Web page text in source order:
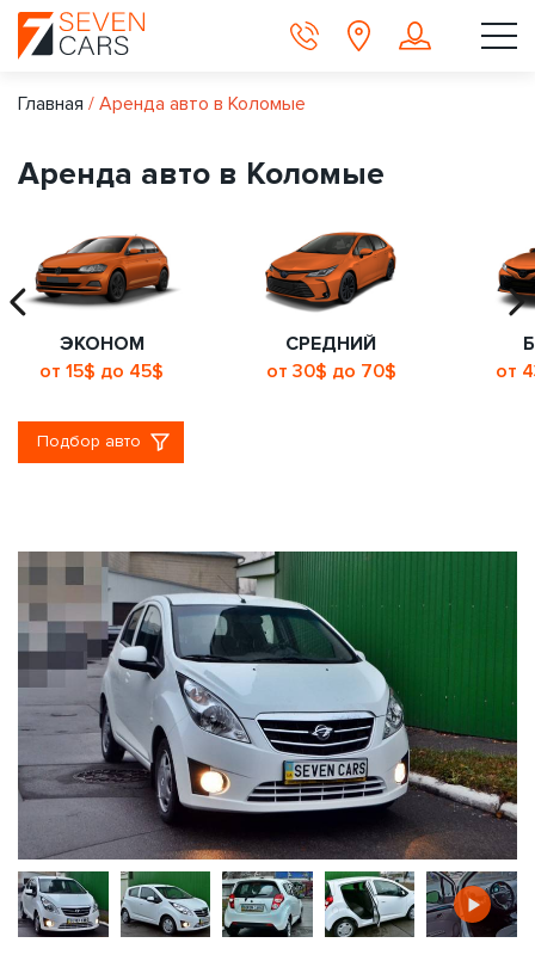
Главная / Аренда авто в Коломые
Аренда авто в Коломые
ЭКОНОМ
от 15$ до 45$
СРЕДНИЙ
от 30$ до 70$
от
Подбор авто